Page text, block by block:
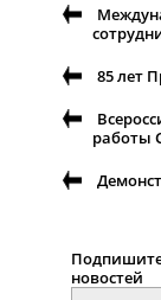
85 лет
работы
новостей